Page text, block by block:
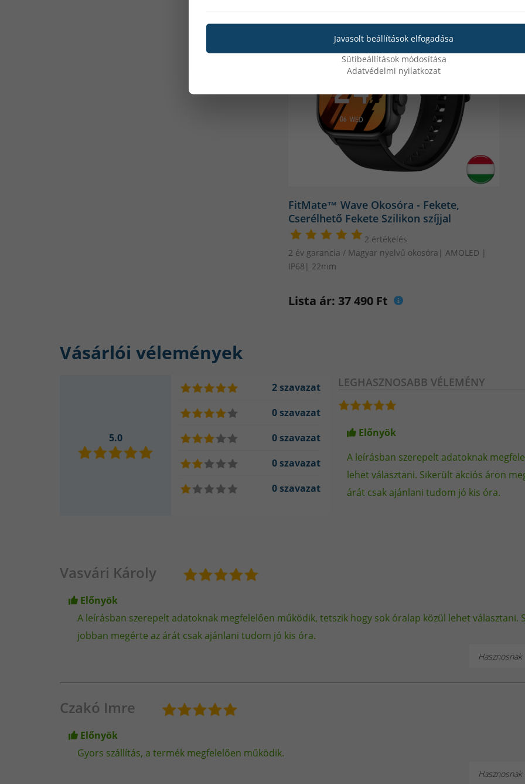
A Processzor:
Az JL7012 chipek egy egylapkás
funkciókat tartalmaznak, mint a processzor,
különböző kommunikációs interfészek,
(BLE), NFC-t is. Egy megbízható és
megvalósításához használhatunk és
időt töltsenek a felhasználók csuklóján
között. Az eszköz akár 1,5
vízzel, klóros vízzel vagy más
veszti.
FitMate™ Wave Okosóra - Fekete,
Cserélhető Fekete Szilikon szíjjal
2 értékelés
2 év garancia / Magyar nyelvű okosóra| AMOLED |
IP68| 22mm
Lista ár: 37 490 Ft
Vásárlói vélemények
5.0
2 szavazat
0 szavazat
0 szavazat
0 szavazat
0 szavazat
LEGHASZNOSABB VÉLEMÉNY
Előnyök
A leírásban szerepelt adatoknak
lehet választani. Sikerült akciós áron
árát csak ajánlani tudom jó kis óra.
Vasvári Károly
Előnyök
A leírásban szerepelt adatoknak megfelelően működik, tetszik hogy sok óralap közül lehet
jobban megérte az árát csak ajánlani tudom jó kis óra.
Czakó Imre
Előnyök
Gyors szállítás, a termék megfelelően működik.
Javasolt beállítások elfogadása
Sütibeállítások módosítása
Adatvédelmi nyilatkozat